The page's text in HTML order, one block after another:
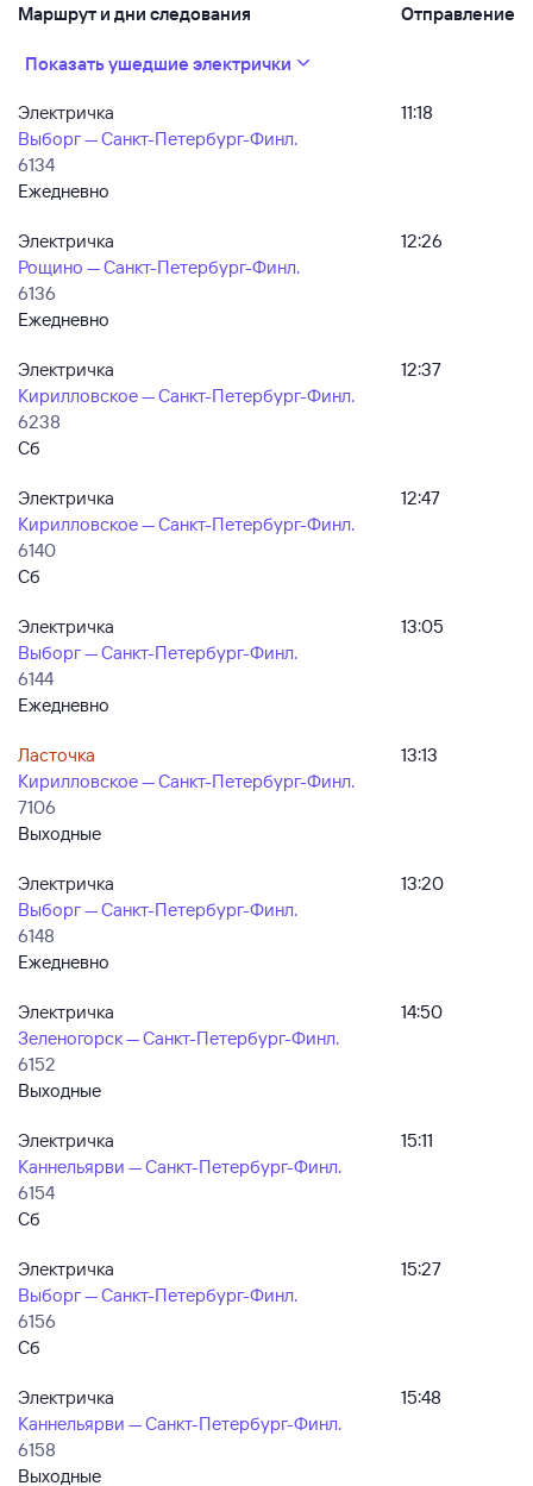
Маршрут и дни следования Отправление
Показать ушедшие электрички
Электричка
Выборг — Санкт-Петербург-Финл.
6134
Ежедневно
11:18
Электричка
Рощино — Санкт-Петербург-Финл.
6136
Ежедневно
12:26
Электричка
Кирилловское — Санкт-Петербург-Финл.
6238
Сб
12:37
Электричка
Кирилловское — Санкт-Петербург-Финл.
6140
Сб
12:47
Электричка
Выборг — Санкт-Петербург-Финл.
6144
Ежедневно
13:05
Ласточка
Кирилловское — Санкт-Петербург-Финл.
7106
Выходные
13:13
Электричка
Выборг — Санкт-Петербург-Финл.
6148
Ежедневно
13:20
Электричка
Зеленогорск — Санкт-Петербург-Финл.
6152
Выходные
14:50
Электричка
Каннельярви — Санкт-Петербург-Финл.
6154
Сб
15:11
Электричка
Выборг — Санкт-Петербург-Финл.
6156
Сб
15:27
Электричка
Каннельярви — Санкт-Петербург-Финл.
6158
Выходные
15:48